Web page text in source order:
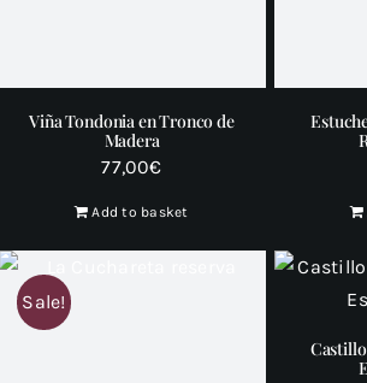
Viña Tondonia en Tronco de
Madera
77,00€
Add to basket
Sale!
Castillo